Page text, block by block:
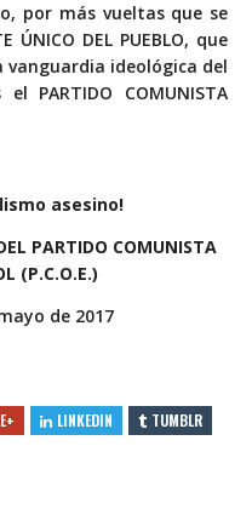
por más vueltas que se
DEL PUEBLO, que
ideológica del
PARTIDO COMUNISTA
asesino!
PARTIDO COMUNISTA
(P.C.O.E.)
de 2017
LINKEDIN
TUMBLR